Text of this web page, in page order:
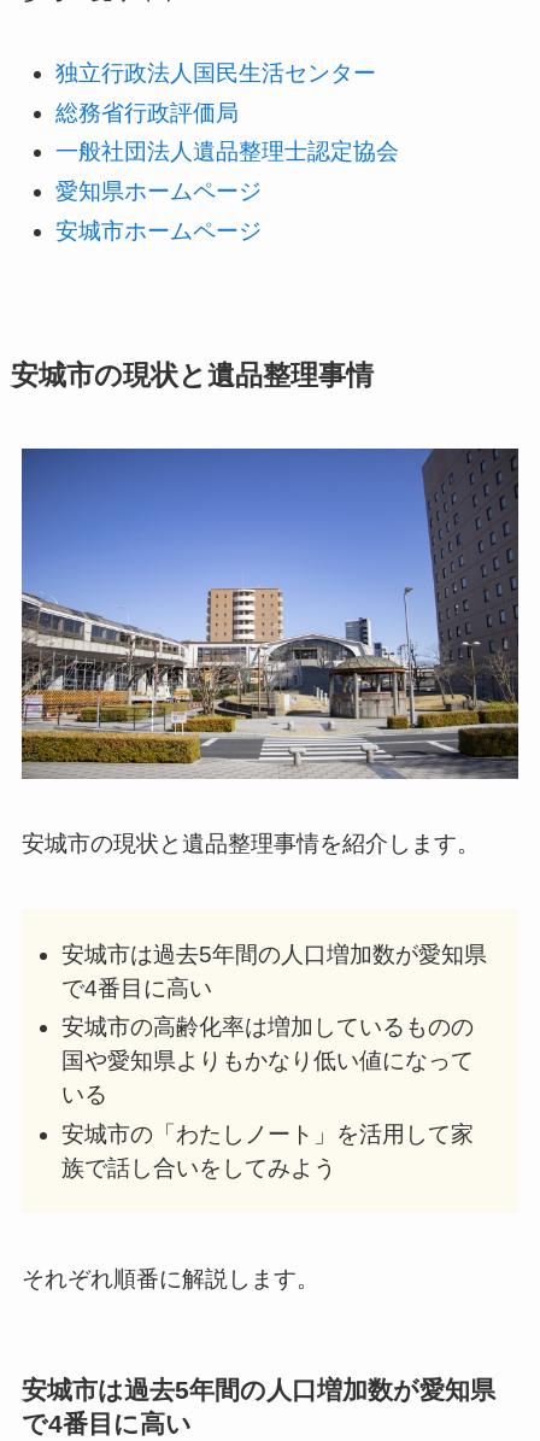
独立行政法人国民生活センター
総務省行政評価局
一般社団法人遺品整理士認定協会
愛知県ホームページ
安城市ホームページ
安城市の現状と遺品整理事情
安城市の現状と遺品整理事情を紹介します。
安城市は過去5年間の人口増加数が愛知県
で4番目に高い
安城市の高齢化率は増加しているものの
国や愛知県よりもかなり低い値になって
いる
安城市の「わたしノート」を活用して家
族で話し合いをしてみよう
それぞれ順番に解説します。
安城市は過去5年間の人口増加数が愛知県
で4番目に高い